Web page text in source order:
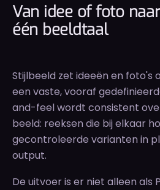
Van idee of foto
één beeldtaal
Stijlbeeld zet ideeën en foto's
een vaste, vooraf
and-feel wordt consistent
beeld: reeksen die bij elkaar
gecontroleerde varianten in
output.
De uitvoer is er niet alleen als